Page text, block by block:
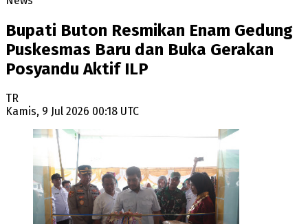
Bupati Buton Resmikan Enam Gedung
Puskesmas Baru dan Buka Gerakan
Posyandu Aktif ILP
TR
Kamis, 9 Jul 2026 00:18 UTC